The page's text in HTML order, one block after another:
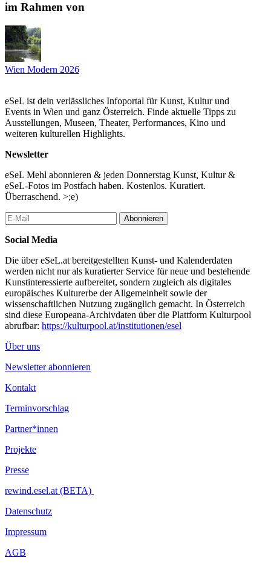
im Rahmen von
Wien Modern 2026
eSeL ist dein verlässliches Infoportal für Kunst, Kultur und
Events in Wien und ganz Österreich. Finde aktuelle Tipps zu
Ausstellungen, Museen, Theater, Performances, Kino und
weiteren kulturellen Highlights.
Newsletter
eSeL Mehl abonnieren & jeden Donnerstag Kunst, Kultur &
eSeL-Fotos im Postfach haben. Kostenlos. Kuratiert.
Überraschend. >;e)
Abonnieren
Social Media
Die über eSeL.at bereitgestellten Kunst- und Kalenderdaten
werden nicht nur als kuratierter Service für neue und bestehende
Kunstinteressierte aufbereitet, sondern zugleich als digitales
europäisches Kulturerbe der Allgemeinheit sowie der
wissenschaftlichen Nutzung zugänglich gemacht. In Österreich
sind diese Europeana-Archivdaten über die Plattform Kulturpool
abrufbar: https://kulturpool.at/institutionen/esel
Über uns
Newsletter abonnieren
Kontakt
Terminvorschlag
Partner*innen
Projekte
Presse
rewind.esel.at (BETA)
Datenschutz
Impressum
AGB